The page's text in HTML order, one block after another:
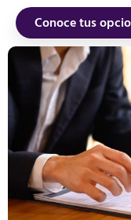
Conoce tus